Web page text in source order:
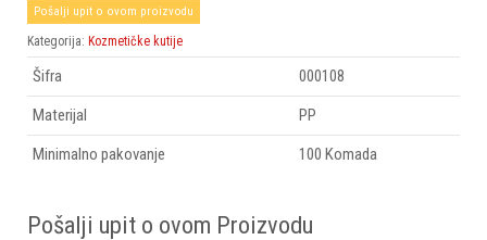
Pošalji upit o ovom proizvodu
Kategorija: Kozmetičke kutije
Šifra
000108
Materijal
PP
Minimalno pakovanje
100 Komada
Pošalji upit o ovom Proizvodu